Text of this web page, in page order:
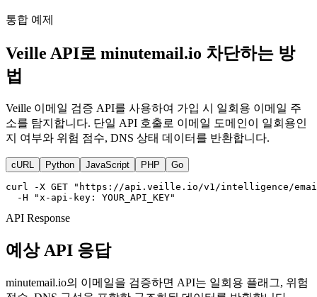
통합 예제
Veille API로 minutemail.io 차단하는 방
법
Veille 이메일 검증 API를 사용하여 가입 시 일회용 이메일 주
소를 탐지합니다. 단일 API 호출로 이메일 도메인이 일회용인
지 여부와 위험 점수, DNS 상태 데이터를 반환합니다.
cURL Python JavaScript PHP Go
curl -X GET "https://api.veille.io/v1/intelligence/
  -H "x-api-key: YOUR_API_KEY"
API Response
예상 API 응답
minutemail.io의 이메일을 검증하면 API는 일회용 플래그, 위험